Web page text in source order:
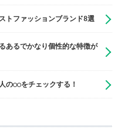
トファッションブランド8選
あるでかなり個性的な特徴が
○○をチェックする！